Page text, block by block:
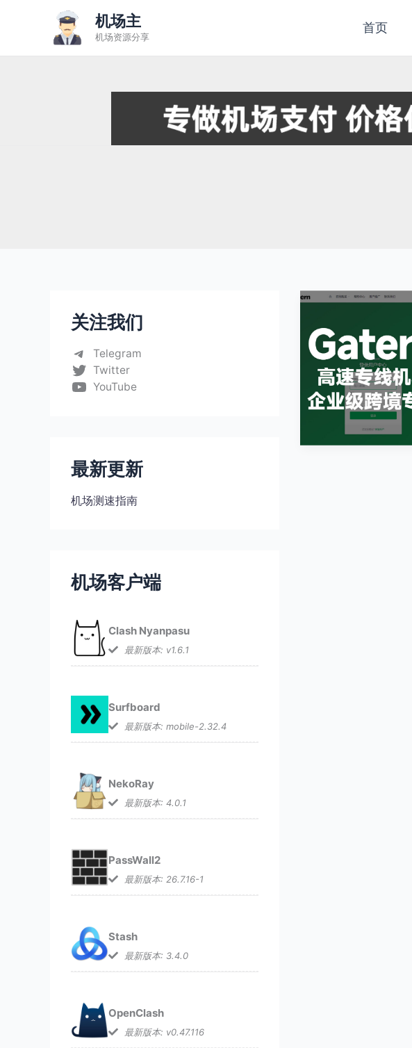
机场主
机场资源分享
首页
关注我们
Telegram
Twitter
YouTube
最新更新
机场测速指南
机场客户端
Clash Nyanpasu
最新版本: v1.6.1
Surfboard
最新版本: mobile-2.32.4
NekoRay
最新版本: 4.0.1
PassWall2
最新版本: 26.7.16-1
Stash
最新版本: 3.4.0
OpenClash
最新版本: v0.47.116